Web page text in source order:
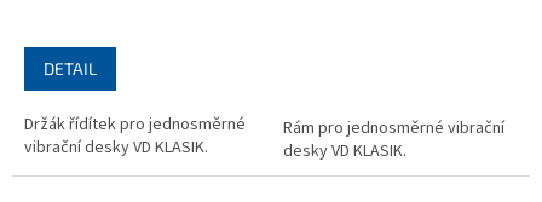
DETAIL
Držák řídítek pro jednosměrné
vibrační desky VD KLASIK.
Rám pro jednosměrné vibrační
desky VD KLASIK.